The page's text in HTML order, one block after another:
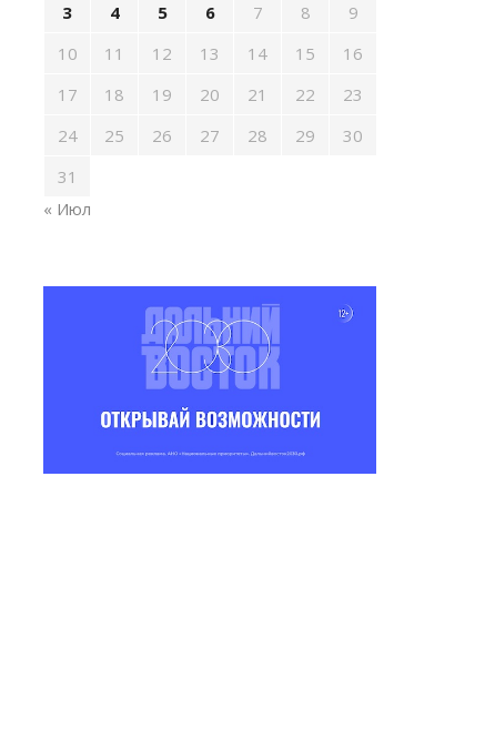
3
4 5 6 7 8
9
10
11 12 13 14 15
16
17
18 19 20 21 22
23
24
25 26 27 28 29
30
31
« Июл